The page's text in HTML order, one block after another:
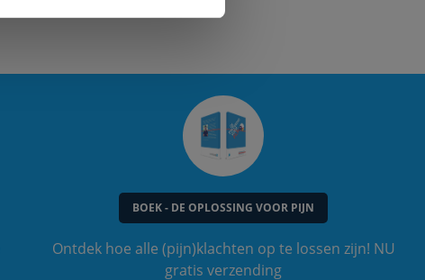
BOEK - DE OPLOSSING VOOR PIJN
Ontdek hoe alle (pijn)klachten op te lossen zijn! NU
gratis verzending